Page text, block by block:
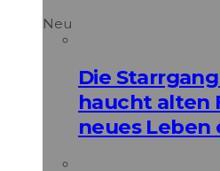
Neu
Die
haucht alten
neues Leben